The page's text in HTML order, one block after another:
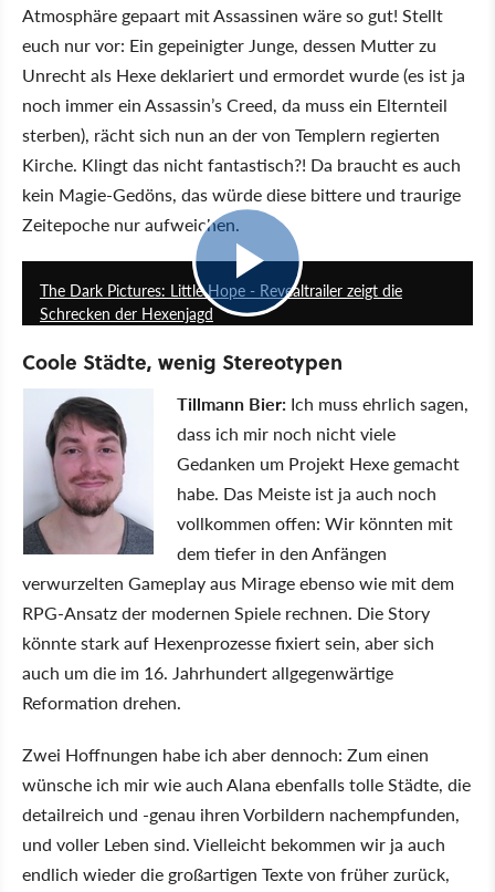
Atmosphäre gepaart mit Assassinen wäre so gut! Stellt
euch nur vor: Ein gepeinigter Junge, dessen Mutter zu
Unrecht als Hexe deklariert und ermordet wurde (es ist ja
noch immer ein Assassin’s Creed, da muss ein Elternteil
sterben), rächt sich nun an der von Templern regierten
Kirche. Klingt das nicht fantastisch?! Da braucht es auch
kein Magie-Gedöns, das würde diese bittere und traurige
Zeitepoche nur aufweichen.
The Dark Pictures: Little Hope - Revealtrailer zeigt die
Schrecken der Hexenjagd
Coole Städte, wenig Stereotypen
Tillmann Bier: Ich muss ehrlich sagen,
dass ich mir noch nicht viele
Gedanken um Projekt Hexe gemacht
habe. Das Meiste ist ja auch noch
vollkommen offen: Wir könnten mit
dem tiefer in den Anfängen
verwurzelten Gameplay aus Mirage ebenso wie mit dem
RPG-Ansatz der modernen Spiele rechnen. Die Story
könnte stark auf Hexenprozesse fixiert sein, aber sich
auch um die im 16. Jahrhundert allgegenwärtige
Reformation drehen.
Zwei Hoffnungen habe ich aber dennoch: Zum einen
wünsche ich mir wie auch Alana ebenfalls tolle Städte, die
detailreich und -genau ihren Vorbildern nachempfunden,
und voller Leben sind. Vielleicht bekommen wir ja auch
endlich wieder die großartigen Texte von früher zurück,